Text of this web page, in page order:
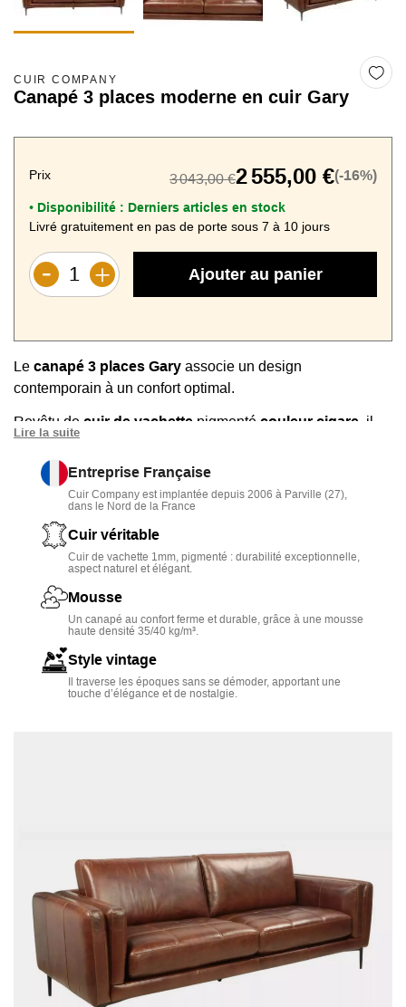
CUIR COMPANY
Canapé 3 places moderne en cuir Gary
Prix 3 043,00 €2 555,00 €(-16%)
• Disponibilité : Derniers articles en stock
Livré gratuitement en pas de porte sous 7 à 10 jours
Ajouter au panier
Le canapé 3 places Gary associe un design
contemporain à un confort optimal.
Revêtu de cuir de vachette pigmenté couleur cigare , il
séduit par ses lignes épurées, ses coutures sellier et ses
pieds fins en métal noir
assise large de 172 cmet ses coussins épais en
mousse haute densité
maintien.
Le cuir légèrement grainé présente un aspect chaleureux
et naturel, facile à entretenir grâce à sa
résistante aux taches.
Un modèle à retrouver dans notre collection de
en cuir.
Lire la suite
Entreprise Française
Cuir Company est implantée depuis 2006 à Parville (27),
dans le Nord de la France
Cuir véritable
Cuir de vachette 1mm, pigmenté : durabilité exceptionnelle,
aspect naturel et élégant.
Mousse
Un canapé au confort ferme et durable, grâce à une mousse
haute densité 35/40 kg/m³.
Style vintage
Il traverse les époques sans se démoder, apportant une
touche d’élégance et de nostalgie.